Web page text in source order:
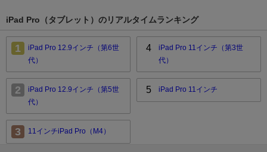
iPad Pro（タブレット）のリアルタイムランキング
1
iPad Pro 12.9インチ（第6世
代）
2
iPad Pro 12.9インチ（第5世
代）
3 11インチiPad Pro（M4）
4
iPad Pro 11インチ（第3世
代）
5 iPad Pro 11インチ